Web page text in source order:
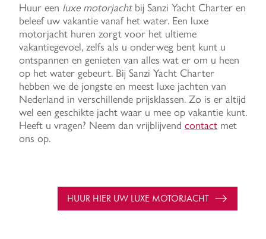
Huur een luxe motorjachtbij Sanzi Yacht Charter en
beleef uw vakantie vanaf het water. Een luxe
motorjacht huren zorgt voor het ultieme
vakantiegevoel, zelfs als u onderweg bent kunt u
ontspannen en genieten van alles wat er om u heen
op het water gebeurt. Bij Sanzi Yacht Charter
hebben we de jongste en meest luxe jachten van
Nederland in verschillende prijsklassen. Zo is er altijd
wel een geschikte jacht waar u mee op vakantie kunt.
Heeft u vragen? Neem dan vrijblijvend contact met
ons op.
HUUR HIER UW LUXE MOTORJACHT